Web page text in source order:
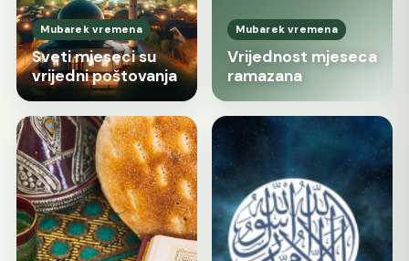
Mubarek vremena
Sveti mjeseci su
vrijedni poštovanja
Mubarek vremena
Vrijednost mjeseca
ramazana